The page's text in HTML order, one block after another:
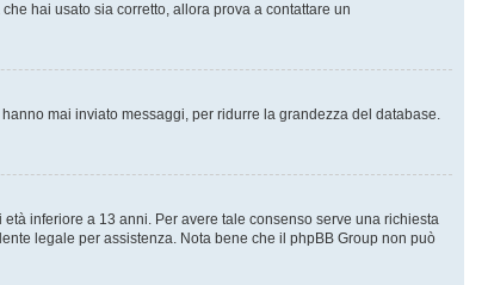
hai usato sia corretto, allora prova a contattare un
mai inviato messaggi, per ridurre la grandezza del database.
inferiore a 13 anni. Per avere tale consenso serve una richiesta
legale per assistenza. Nota bene che il phpBB Group non può